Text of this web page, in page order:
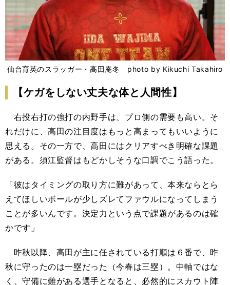
仙台育英のスラッガー・高田庵冬 photo by Kikuchi Takahiro
【ケガをしない丈夫な体と人間性】
右投右打の強打の内野手は、プロ側の需要も高い。そ
れだけに、高田の注目度はもっと高まってもいいように
思える。その一方で、高田にはクリアすべき明確な課題
がある。須江監督はもどかしそうな口調でこう語った。
「彼はタイミングの取り方に難があって、本来ならとら
えてほしいボールが少しズレてファウルになってしまう
ことが多いんです。決定力という点で課題があるのは確
かです」
昨秋以降、高田が主に任されている打順は６番で、昨
秋に守ったのは一塁だった（今春は三塁）。中軸ではな
く、守備に難がある選手となると、必然的にスカウト陣